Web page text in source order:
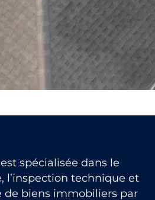
spécialisée dans le
l’inspection technique et
biens immobiliers par